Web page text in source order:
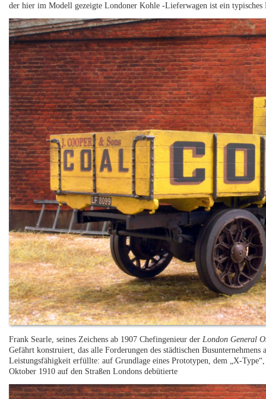
der hier im Modell gezeigte Londoner Kohle -Lieferwagen ist ein typisches
Frank Searle, seines Zeichens ab 1907 Chefingenieur der London General
Gefährt konstruiert, das alle Forderungen des städtischen
Leistungsfähigkeit erfüllte: auf Grundlage eines Prototypen, dem „X-
Oktober 1910 auf den Straßen Londons debütierte